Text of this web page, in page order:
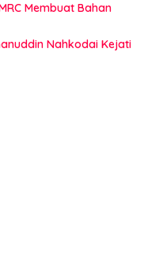
Membuat Bahan
Nahkodai Kejati